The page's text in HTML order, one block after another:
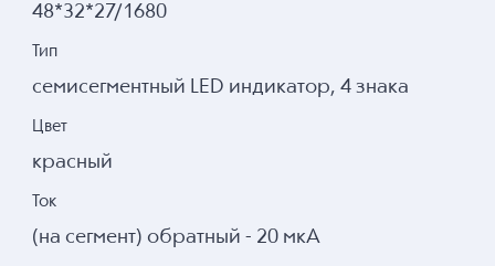
48*32*27/1680
Тип
семисегментный LED индикатор, 4 знака
Цвет
красный
Ток
(на сегмент) обратный - 20 мкА